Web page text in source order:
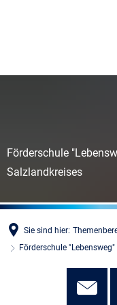
Förderschule
Salzlandkreises
Sie sind hier:
Förderschule "Lebensweg"